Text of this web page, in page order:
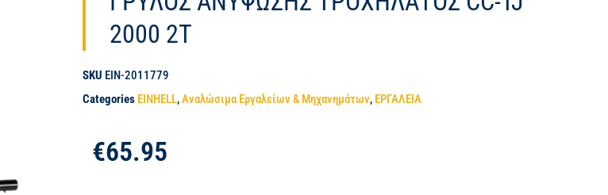
2000 2T
SKU EIN-2011779
Categories EINHELL,Αναλώσιμα Εργαλείων & Μηχανημάτων, ΕΡΓΑΛΕΙΑ
€65.95